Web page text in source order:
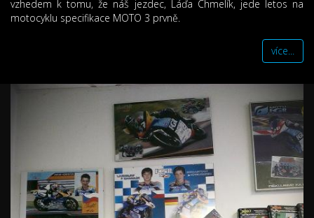
vzhedem k tomu, že náš jezdec, Láďa Chmelík, jede letos na
motocyklu specifikace MOTO 3 prvně.
více...